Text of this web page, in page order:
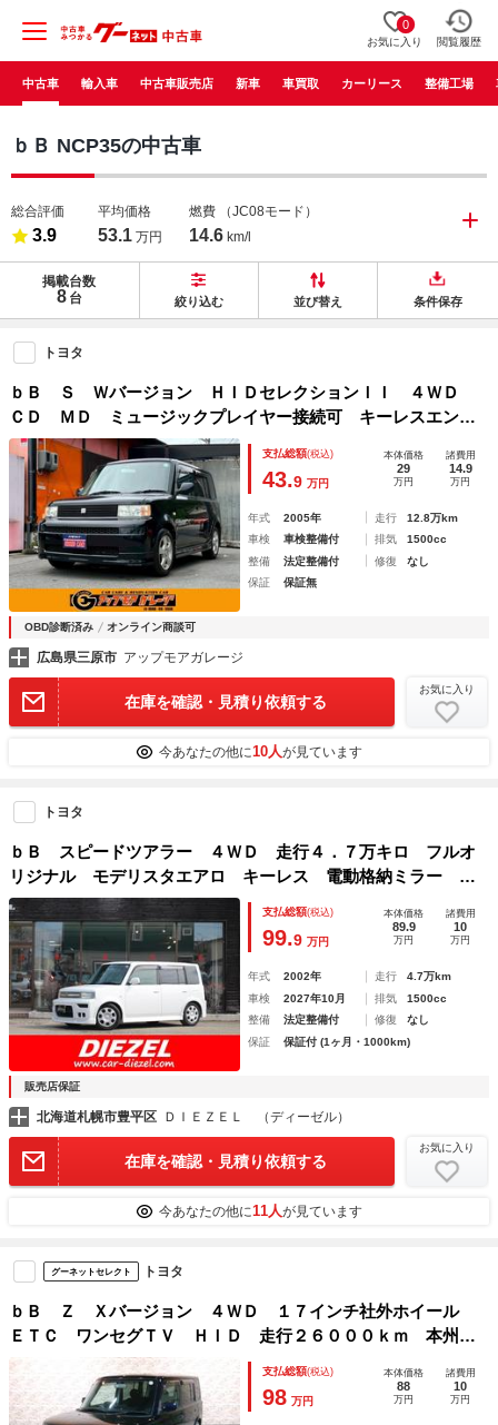
0
お気に入り 閲覧履歴
中古車 輸入車 中古車販売店 新車 車買取 カーリース 整備工場
ｂＢ NCP35の中古車
総合評価
3.9
平均価格
53.1 万円
燃費 （JC08モード）
14.6 km/l
掲載台数
8 台 絞り込む 並び替え 条件保存
トヨタ
ｂＢ Ｓ Ｗバージョン ＨＩＤセレクションＩＩ ４ＷＤ
ＣＤ ＭＤ ミュージックプレイヤー接続可 キーレスエント
リー 電動格納ミラー ＨＩＤヘッドライト ＡＷ１５イン
チ エアコン パワーウィンドウ パワステ ＡＢＳ ベンチ
シート 禁煙車
支払総額(税込)
43.9 万円
本体価格
29
万円
諸費用
14.9
万円
年式 2005年 走行
12.8万km
車検
車検整備付 排気
1500cc
整備
法定整備付 修復
なし
保証
保証無
OBD診断済み オンライン商談可
広島県三原市 アップモアガレージ
在庫を確認・見積り依頼する
お気に入り
今あなたの他に10人が見ています
トヨタ
ｂＢ スピードツアラー ４ＷＤ 走行４．７万キロ フルオ
リジナル モデリスタエアロ キーレス 電動格納ミラー ケ
ンウッドＣＤデッキ Ｂｌｕｅｔｏｏｔｈ ＵＳＢ・ｉＰｈｏ
ｎｅ接続 ベンチシート 修復歴無し 車検令和９年１０月
支払総額(税込)
99.9 万円
本体価格
89.9
万円
諸費用
10
万円
年式 2002年 走行
4.7万km
車検
2027年10月 排気
1500cc
整備
法定整備付 修復
なし
保証
保証付 (1ヶ月・1000km)
販売店保証
北海道札幌市豊平区 ＤＩＥＺＥＬ （ディーゼル）
在庫を確認・見積り依頼する
お気に入り
今あなたの他に11人が見ています
グーネットセレクト トヨタ
ｂＢ Ｚ Ｘバージョン ４ＷＤ １７インチ社外ホイール
ＥＴＣ ワンセグＴＶ ＨＩＤ 走行２６０００ｋｍ 本州使
用車
支払総額(税込)
98 万円
本体価格
88
万円
諸費用
10
万円